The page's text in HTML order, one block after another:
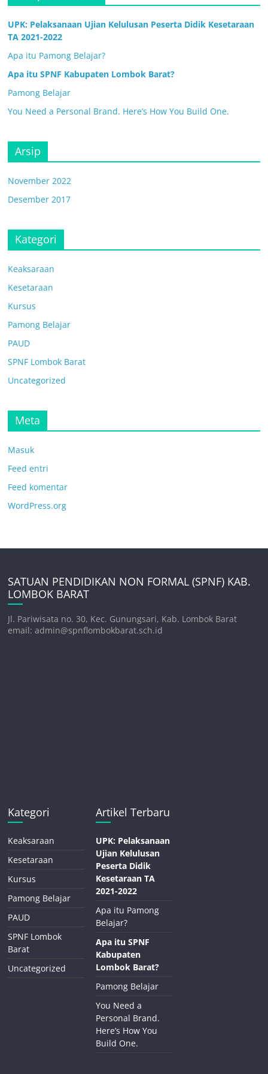
UPK: Pelaksanaan Ujian Kelulusan Peserta Didik Kesetaraan
TA 2021-2022
Apa itu Pamong Belajar?
Apa itu SPNF Kabupaten Lombok Barat?
Pamong Belajar
You Need a Personal Brand. Here’s How You Build One.
Arsip
November 2022
Desember 2017
Kategori
Keaksaraan
Kesetaraan
Kursus
Pamong Belajar
PAUD
SPNF Lombok Barat
Uncategorized
Meta
Masuk
Feed entri
Feed komentar
WordPress.org
SATUAN PENDIDIKAN NON FORMAL (SPNF) KAB.
LOMBOK BARAT
Jl. Pariwisata no. 30, Kec. Gunungsari, Kab. Lombok Barat
email: admin@spnflombokbarat.sch.id
Kategori
Keaksaraan
Kesetaraan
Kursus
Pamong Belajar
PAUD
SPNF Lombok
Barat
Uncategorized
Artikel Terbaru
UPK: Pelaksanaan
Ujian Kelulusan
Peserta Didik
Kesetaraan TA
2021-2022
Apa itu Pamong
Belajar?
Apa itu SPNF
Kabupaten
Lombok Barat?
Pamong Belajar
You Need a
Personal Brand.
Here’s How You
Build One.